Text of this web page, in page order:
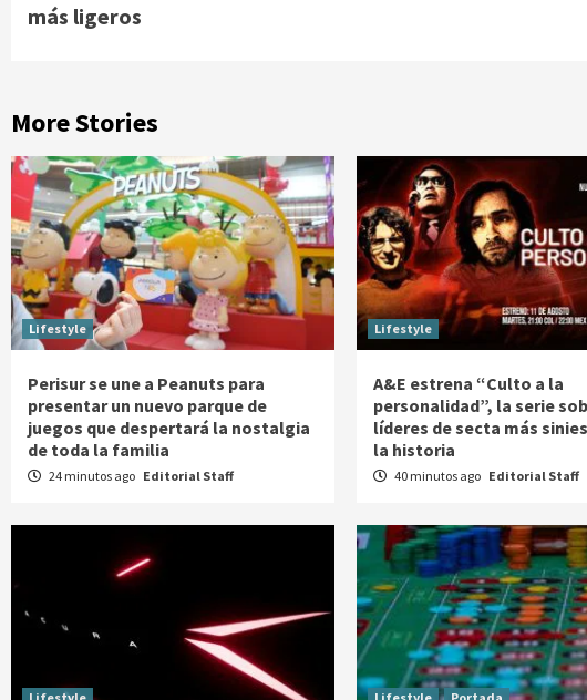
más ligeros
More Stories
Lifestyle
Perisur se une a Peanuts para
presentar un nuevo parque de
juegos que despertará la nostalgia
de toda la familia
24 minutos ago Editorial Staff
Lifestyle
A&E estrena “Culto a la
personalidad”, la serie
líderes de secta más
la historia
40 minutos ago Editorial Staff